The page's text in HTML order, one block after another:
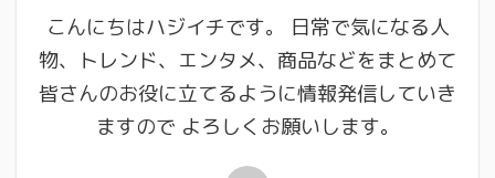
こんにちはハジイチです。 日常で気になる人
物、トレンド、エンタメ、商品などをまとめて
皆さんのお役に立てるように情報発信していき
ますので よろしくお願いします。